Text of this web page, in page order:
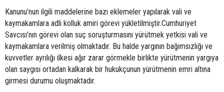
Kanunu’nun ilgili maddelerine bazı eklemeler yapılarak vali ve
kaymakamlara adli kolluk amiri görevi yükletilmiştir.Cumhuriyet
Savcısı’nın görevi olan suç soruşturmasını yürütmek yetkisi vali ve
kaymakamlara verilmiş olmaktadır. Bu halde yargının bağımsızlığı ve
kuvvetler ayrılığı ilkesi ağır zarar görmekle birlikte yürütmenin yargıya
olan saygısı ortadan kalkarak bir hukukçunun yürütmenin emri altına
girmesi durumu oluşmaktadır.